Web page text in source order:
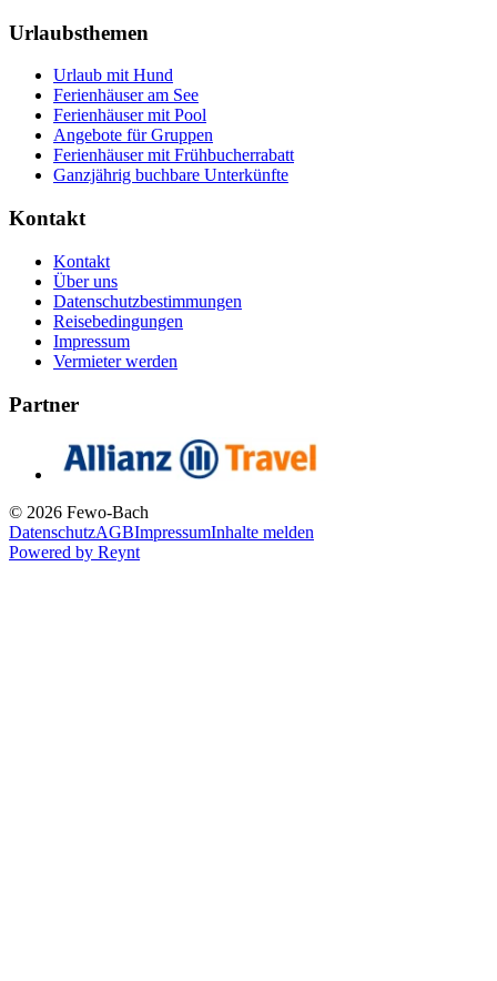
Urlaubsthemen
Urlaub mit Hund
Ferienhäuser am See
Ferienhäuser mit Pool
Angebote für Gruppen
Ferienhäuser mit Frühbucherrabatt
Ganzjährig buchbare Unterkünfte
Kontakt
Kontakt
Über uns
Datenschutzbestimmungen
Reisebedingungen
Impressum
Vermieter werden
Partner
© 2026 Fewo-Bach
DatenschutzAGBImpressumInhalte melden
Powered by Reynt